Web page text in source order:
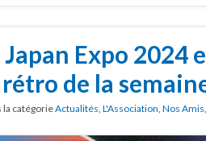
Japan Expo 2024
de la
la catégorieActualités L'Association Nos Amis